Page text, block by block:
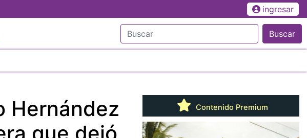
ingresar
Buscar
Hernández
Contenido Premium